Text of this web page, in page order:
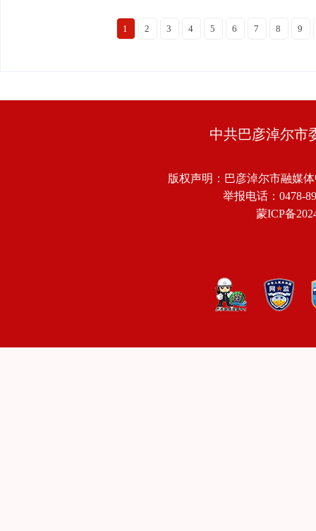
1 2 3 4 5 6 7 8 9
中共巴彦淖尔市
版权声明：巴彦淖尔市融媒
举报电话：0478-
蒙ICP备